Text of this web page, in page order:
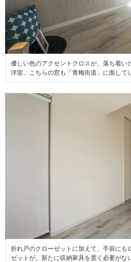
優しい色のアクセントクロスが、落ち着い
洋室。こちらの窓も「青梅街道」に面して
折れ戸のクローゼットに加えて、手前にも
ゼットが。新たに収納家具を置く必要がな